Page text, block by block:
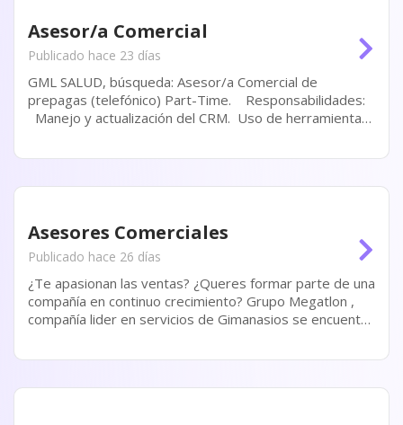
Asesor/a Comercial
Publicado hace 23 días
GML SALUD, búsqueda: Asesor/a Comercial de
prepagas (telefónico) Part-Time. Responsabilidades:
potenciales...
Asesores Comerciales
Publicado hace 26 días
¿Te apasionan las ventas? ¿Queres formar parte de una
compañía en continuo crecimiento? Grupo Megatlon ,
compañía lider en servicios de Gimanasios se encuentra
del Plata, Buenos Aires Las...